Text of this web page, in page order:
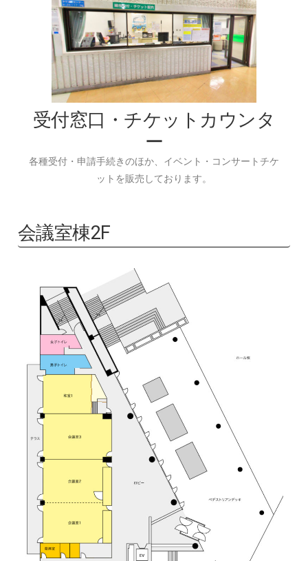
受付窓口・チケットカウンタ
ー
各種受付・申請手続きのほか、イベント・コンサートチケ
ットを販売しております。
会議室棟2F